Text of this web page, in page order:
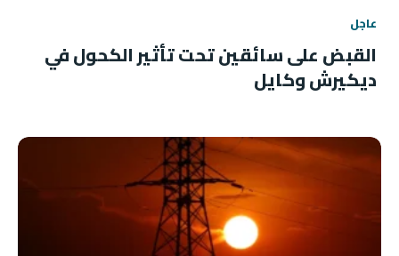
عاجل
القبض على سائقين تحت تأثير الكحول في
ديكيرش وكايل